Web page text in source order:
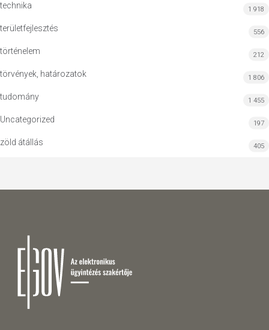
technika 1 918
területfejlesztés 556
történelem 212
törvények, határozatok 1 806
tudomány 1 455
Uncategorized 197
zöld átállás 405